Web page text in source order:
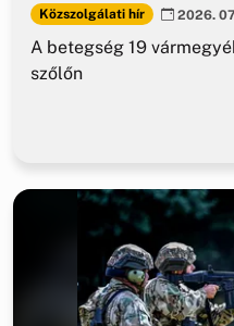
Közszolgálati hír 2026.
A betegség 19
szőlőn